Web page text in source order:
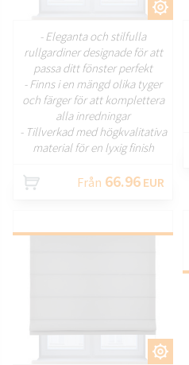
- Eleganta och stilfulla
rullgardiner designade för att
passa ditt fönster perfekt
- Finns i en mängd olika tyger
och färger för att komplettera
alla inredningar
- Tillverkad med högkvalitativa
material för en lyxig finish
Från 66.96 EUR